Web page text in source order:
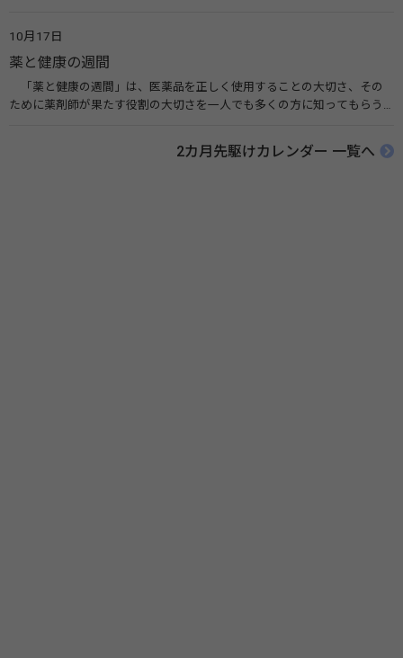
10月17日
薬と健康の週間
「薬と健康の週間」は、医薬品を正しく使用することの大切さ、その
ために薬剤師が果たす役割の大切さを一人でも多くの方に知ってもらう
伝えたい！薬との付き合い方」（保健指導リソースガイド）
2カ月先駆けカレンダー 一覧へ